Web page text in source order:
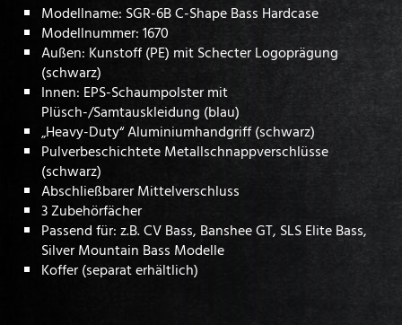
Modellname: SGR-6B C-Shape Bass Hardcase
Modellnummer: 1670
Außen: Kunstoff (PE) mit Schecter Logoprägung
(schwarz)
Innen: EPS-Schaumpolster mit
Plüsch-/Samtauskleidung (blau)
„Heavy-Duty“ Aluminiumhandgriff (schwarz)
Pulverbeschichtete Metallschnappverschlüsse
(schwarz)
Abschließbarer Mittelverschluss
3 Zubehörfächer
Passend für: z.B. CV Bass, Banshee GT, SLS Elite Bass,
Silver Mountain Bass Modelle
Koffer (separat erhältlich)